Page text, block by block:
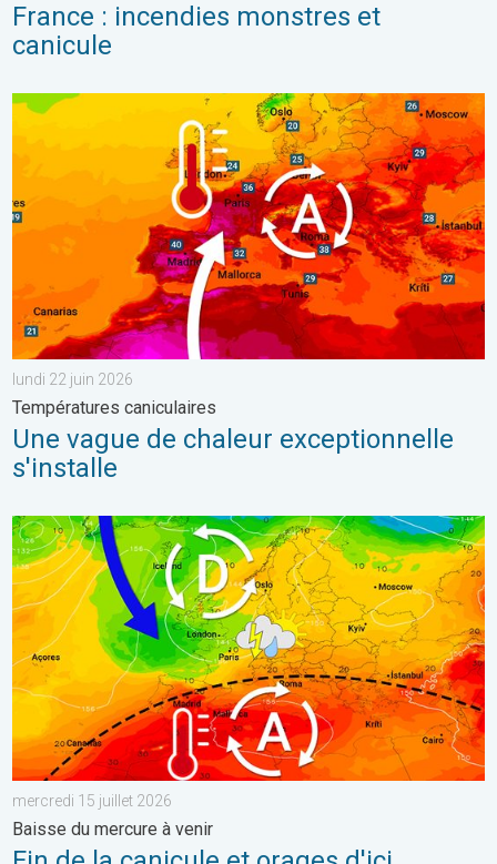
France : incendies monstres et
canicule
Une vague de chaleur exceptionnelle s'installe. Températures
lundi 22 juin 2026
Températures caniculaires
Une vague de chaleur exceptionnelle
s'installe
Fin de la canicule et orages d'ici vendredi. Baisse du mercure
mercredi 15 juillet 2026
Baisse du mercure à venir